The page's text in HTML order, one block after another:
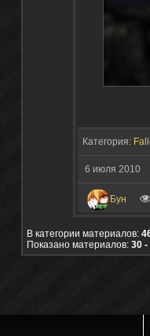
Категория:
6 июля 2010
Бун
В категории материалов:
Показано материалов: 30 -